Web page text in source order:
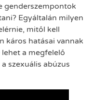
genderszempontok
Egyáltalán milyen
mitől kell
káros hatásai vannak
a megfelelő
szexuális abúzus